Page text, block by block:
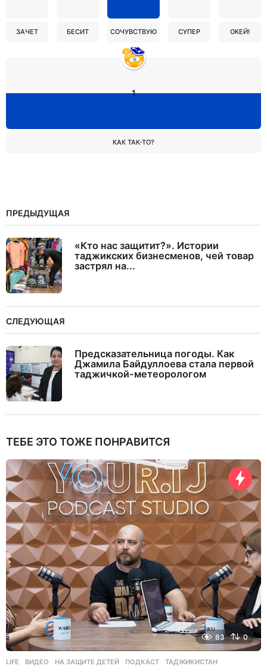
ЗАЧЕТ БЕСИТ СОЧУВСТВУЮ СУПЕР ОКЕЙ!
1
КАК ТАК-ТО?
ПРЕДЫДУЩАЯ
«Кто нас защитит?». Истории
таджикских бизнесменов, чей товар
застрял на...
СЛЕДУЮЩАЯ
Предсказательница погоды. Как
Джамила Байдуллоева стала первой
таджичкой-метеорологом
ТЕБЕ ЭТО ТОЖЕ ПОНРАВИТСЯ
83 0
LIFE ВИДЕО ,НА ЗАЩИТЕ ДЕТЕЙ ,ПОДКАСТ ,ТАДЖИКИСТАН